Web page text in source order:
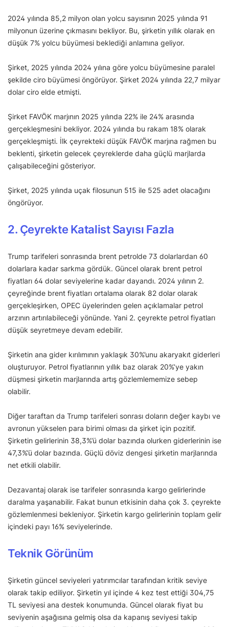
2024 yılında 85,2 milyon olan yolcu sayısının 2025 yılında 91
milyonun üzerine çıkmasını bekliyor. Bu, şirketin yıllık olarak en
düşük 7% yolcu büyümesi beklediği anlamına geliyor.
Şirket, 2025 yılında 2024 yılına göre yolcu büyümesine paralel
şekilde ciro büyümesi öngörüyor. Şirket 2024 yılında 22,7 milyar
dolar ciro elde etmişti.
Şirket FAVÖK marjının 2025 yılında 22% ile 24% arasında
gerçekleşmesini bekliyor. 2024 yılında bu rakam 18% olarak
gerçekleşmişti. İlk çeyrekteki düşük FAVÖK marjına rağmen bu
beklenti, şirketin gelecek çeyreklerde daha güçlü marjlarda
çalışabileceğini gösteriyor.
Şirket, 2025 yılında uçak filosunun 515 ile 525 adet olacağını
öngörüyor.
2. Çeyrekte Katalist Sayısı Fazla
Trump tarifeleri sonrasında brent petrolde 73 dolarlardan 60
dolarlara kadar sarkma gördük. Güncel olarak brent petrol
fiyatları 64 dolar seviyelerine kadar dayandı. 2024 yılının 2.
çeyreğinde brent fiyatları ortalama olarak 82 dolar olarak
gerçekleşirken, OPEC üyelerinden gelen açıklamalar petrol
arzının artırılabileceği yönünde. Yani 2. çeyrekte petrol fiyatları
düşük seyretmeye devam edebilir.
Şirketin ana gider kırılımının yaklaşık 30%’unu akaryakıt giderleri
oluşturuyor. Petrol fiyatlarının yıllık baz olarak 20%’ye yakın
düşmesi şirketin marjlarında artış gözlemlememize sebep
olabilir.
Diğer taraftan da Trump tarifeleri sonrası doların değer kaybı ve
avronun yükselen para birimi olması da şirket için pozitif.
Şirketin gelirlerinin 38,3%’ü dolar bazında olurken giderlerinin ise
47,3%’ü dolar bazında. Güçlü döviz dengesi şirketin marjlarında
net etkili olabilir.
Dezavantaj olarak ise tarifeler sonrasında kargo gelirlerinde
daralma yaşanabilir. Fakat bunun etkisinin daha çok 3. çeyrekte
gözlemlenmesi bekleniyor. Şirketin kargo gelirlerinin toplam gelir
içindeki payı 16% seviyelerinde.
Teknik Görünüm
Şirketin güncel seviyeleri yatırımcılar tarafından kritik seviye
olarak takip ediliyor. Şirketin yıl içinde 4 kez test ettiği 304,75
TL seviyesi ana destek konumunda. Güncel olarak fiyat bu
seviyenin aşağısına gelmiş olsa da kapanış seviyesi takip